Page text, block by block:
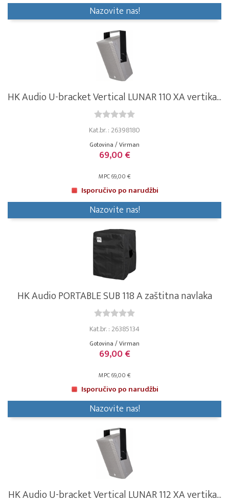
Nazovite nas!
HK Audio U-bracket Vertical LUNAR 110 XA vertika...
Kat.br. : 26398180
Gotovina / Virman
69,00 €
MPC 69,00 €
Isporučivo po narudžbi
Nazovite nas!
HK Audio PORTABLE SUB 118 A zaštitna navlaka
Kat.br. : 26385134
Gotovina / Virman
69,00 €
MPC 69,00 €
Isporučivo po narudžbi
Nazovite nas!
HK Audio U-bracket Vertical LUNAR 112 XA vertika...